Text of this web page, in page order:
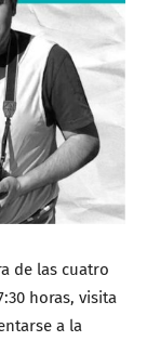
de las cuatro
horas, visita
a la